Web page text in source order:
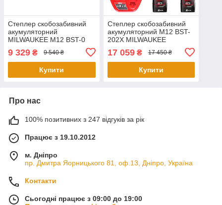
Степлер скобозабивний
акумуляторний
MILWAUKEE M12 BST-0
9 329 ₴ 9 540 ₴
Купити
Степлер скобозабивний
акумуляторний M12 BST-
202X MILWAUKEE
17 059₴ 17 450 ₴
Купити
Про нас
100% позитивних з 247 відгуків за рік
Працює з 19.10.2012
м. Дніпро
пр. Дмитра Яорницького 81, оф.13, Дніпро, Україна
Контакти
Сьогодні працює з 09:00 до 19:00